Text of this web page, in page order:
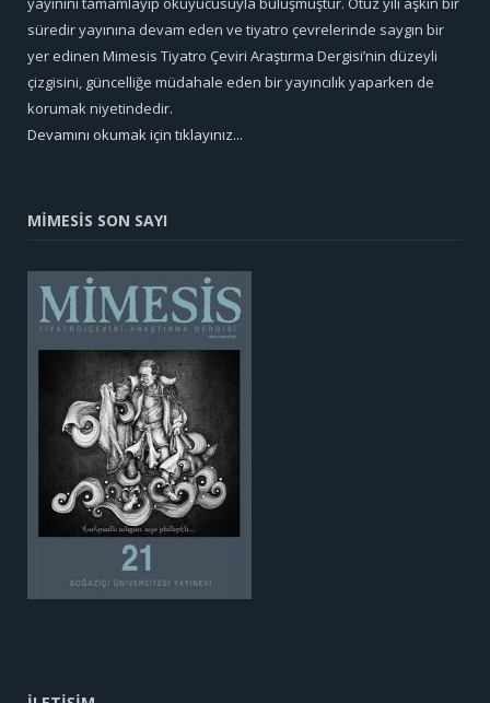
süredir yayınına devam eden ve tiyatro çevrelerinde saygın bir
yer edinen Mimesis Tiyatro Çeviri Araştırma Dergisi’nin düzeyli
çizgisini, güncelliğe müdahale eden bir yayıncılık yaparken de
korumak niyetindedir.
Devamını okumak için tıklayınız...
MİMESİS SON SAYI